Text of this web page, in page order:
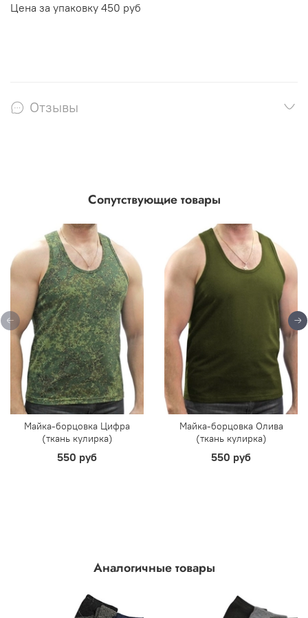
Цена за упаковку 450 руб
Отзывы
Сопутствующие товары
Майка-борцовка Цифра
(ткань кулирка)
550 руб
Майка-борцовка Олива
(ткань кулирка)
550 руб
Аналогичные товары